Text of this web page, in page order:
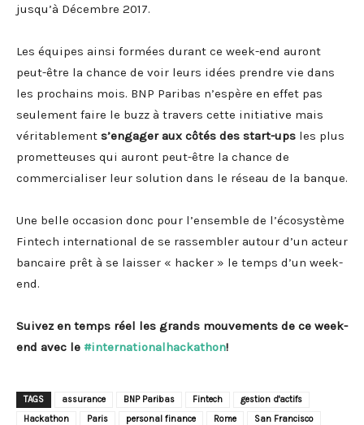
jusqu’à Décembre 2017.
Les équipes ainsi formées durant ce week-end auront
peut-être la chance de voir leurs idées prendre vie dans
les prochains mois. BNP Paribas n’espère en effet pas
seulement faire le buzz à travers cette initiative mais
véritablement s’engager aux côtés des start-ups les plus
prometteuses qui auront peut-être la chance de
commercialiser leur solution dans le réseau de la banque.
Une belle occasion donc pour l’ensemble de l’écosystème
Fintech international de se rassembler autour d’un acteur
bancaire prêt à se laisser « hacker » le temps d’un week-
end.
Suivez en temps réel les grands mouvements de ce week-
end avec le #internationalhackathon!
TAGS assurance BNP Paribas Fintech
gestion d'actifs
Hackathon
Paris personal finance Rome
San Francisco